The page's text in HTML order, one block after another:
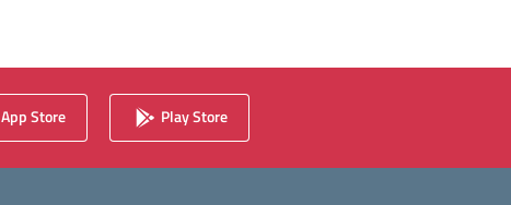
App Store Play Store